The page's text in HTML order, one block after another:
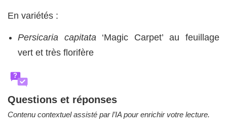
En variétés :
Persicaria capitata ‘Magic Carpet’ au feuillage
vert et très florifère
?
Questions et réponses
Contenu contextuel assisté par l’IA pour enrichir votre lecture.